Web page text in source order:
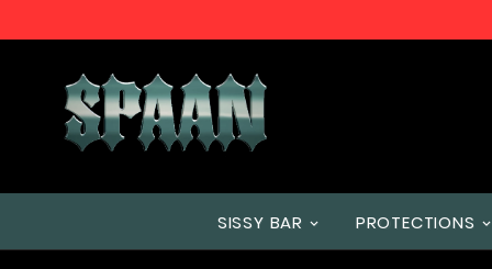
SISSY BAR PROTECTIONS